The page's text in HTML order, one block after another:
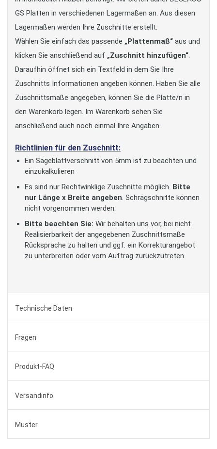
GS Platten in verschiedenen Lagermaßen an. Aus diesen
Lagermaßen werden Ihre Zuschnitte erstellt.
Wählen Sie einfach das passende „Plattenmaß“ aus und
klicken Sie anschließend auf „Zuschnitt hinzufügen“.
Daraufhin öffnet sich ein Textfeld in dem Sie Ihre
Zuschnitts Informationen angeben können. Haben Sie alle
Zuschnittsmaße angegeben, können Sie die Platte/n in
den Warenkorb legen. Im Warenkorb sehen Sie
anschließend auch noch einmal Ihre Angaben.
Richtlinien für den Zuschnitt:
Ein Sägeblattverschnitt von 5mm ist zu beachten und
einzukalkulieren
Es sind nur Rechtwinklige Zuschnitte möglich. Bitte
nur Länge x Breite angeben. Schrägschnitte können
nicht vorgenommen werden.
Bitte beachten Sie: Wir behalten uns vor, bei nicht
Realisierbarkeit der angegebenen Zuschnittsmaße
Rücksprache zu halten und ggf. ein Korrekturangebot
zu unterbreiten oder vom Auftrag zurückzutreten.
Technische Daten
Fragen
Produkt-FAQ
Versandinfo
Muster